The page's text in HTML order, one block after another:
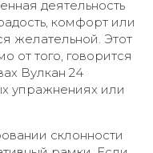
деятельность
комфорт или
желательной. Этот
от того, говорится
Вулкан 24
упражнениях или
склонности